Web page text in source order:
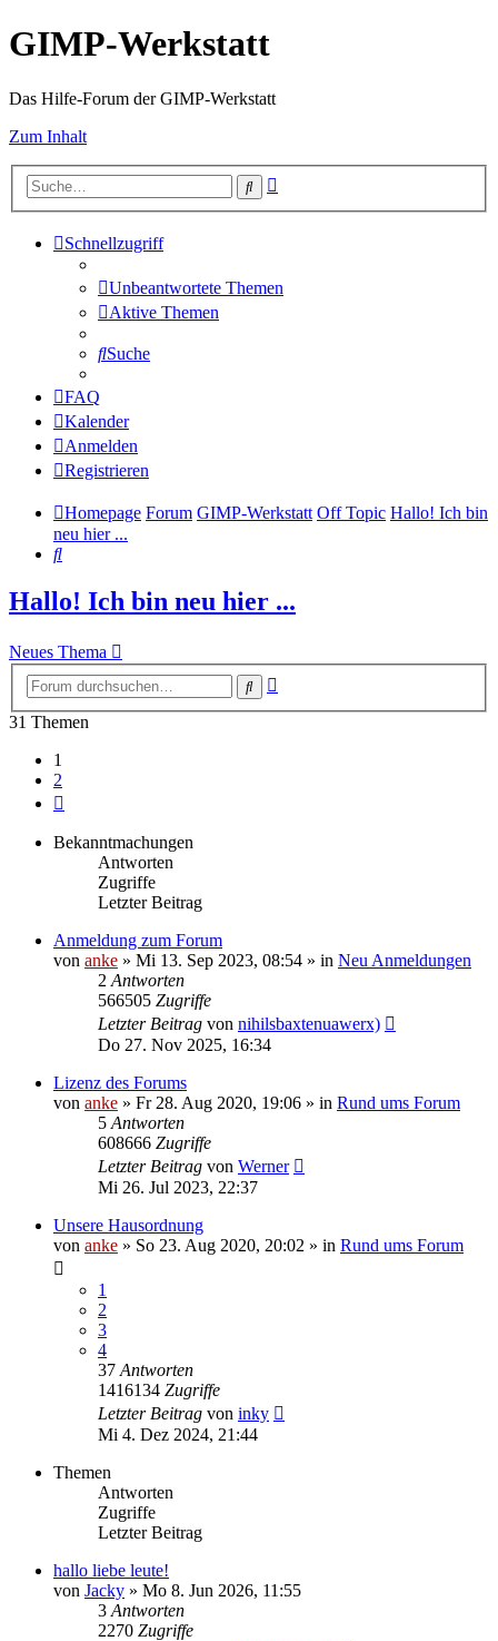
GIMP-Werkstatt
Das Hilfe-Forum der GIMP-Werkstatt
Zum Inhalt
Suche
Schnellzugriff
Unbeantwortete Themen
Aktive Themen
Suche
FAQ
Kalender
Anmelden
Registrieren
Homepage Forum GIMP-Werkstatt Off Topic Hallo! Ich bin
neu hier ...
Suche
Hallo! Ich bin neu hier ...
Neues Thema
Suche
31 Themen
1
2
Bekanntmachungen
Antworten
Zugriffe
Letzter Beitrag
Anmeldung zum Forum
von anke » Mi 13. Sep 2023, 08:54 » in Neu Anmeldungen
2 Antworten
566505 Zugriffe
Letzter Beitrag von nihilsbaxtenuawerx)
Do 27. Nov 2025, 16:34
Lizenz des Forums
von anke » Fr 28. Aug 2020, 19:06 » in Rund ums Forum
5 Antworten
608666 Zugriffe
Letzter Beitrag von Werner
Mi 26. Jul 2023, 22:37
Unsere Hausordnung
von anke » So 23. Aug 2020, 20:02 » in Rund ums Forum
1
2
3
4
37 Antworten
1416134 Zugriffe
Letzter Beitrag von inky
Mi 4. Dez 2024, 21:44
Themen
Antworten
Zugriffe
Letzter Beitrag
hallo liebe leute!
von Jacky » Mo 8. Jun 2026, 11:55
3 Antworten
2270 Zugriffe